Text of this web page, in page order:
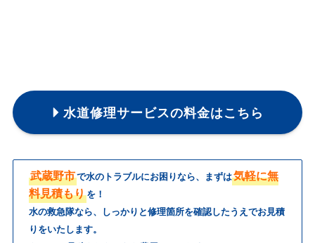
水道修理サービスの料金はこちら
武蔵野市で水のトラブルにお困りなら、まずは気軽に無
料見積もりを！
水の救急隊なら、しっかりと修理箇所を確認したうえでお見積
りをいたします。